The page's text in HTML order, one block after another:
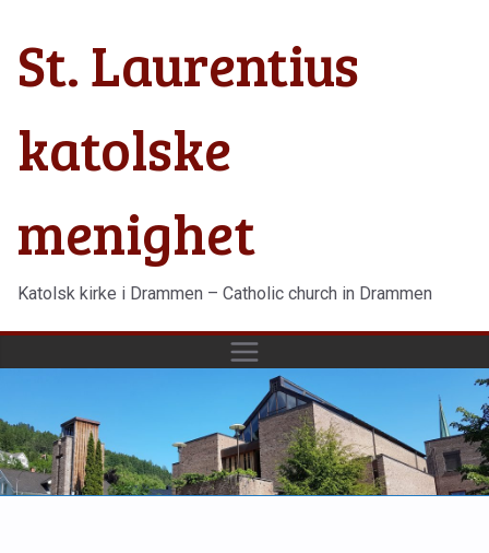
innholdet
St. Laurentius
katolske
menighet
Katolsk kirke i Drammen – Catholic church in Drammen